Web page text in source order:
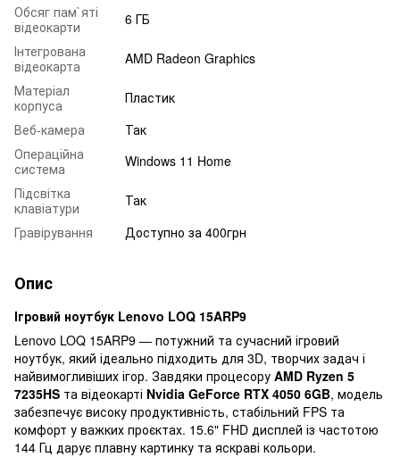
Обсяг пам`яті
відеокарти
6 ГБ
Інтегрована
відеокарта
AMD Radeon Graphics
Матеріал
корпуса
Пластик
Веб-камера
Так
Операційна
система
Windows 11 Home
Підсвітка
клавіатури
Так
Гравірування
Доступно за 400грн
Опис
Ігровий ноутбук Lenovo LOQ 15ARP9
Lenovo LOQ 15ARP9 — потужний та сучасний ігровий
ноутбук, який ідеально підходить для 3D, творчих задач і
найвимогливіших ігор. Завдяки процесору AMD Ryzen 5
7235HS та відеокарті Nvidia GeForce RTX 4050 6GB, модель
забезпечує високу продуктивність, стабільний FPS та
комфорт у важких проєктах. 15.6" FHD дисплей із частотою
144 Гц дарує плавну картинку та яскраві кольори.